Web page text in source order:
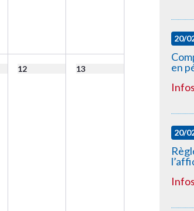
12 13
20/
en
Infos
20/
Infos